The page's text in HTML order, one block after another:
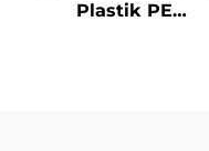
Plastik PE